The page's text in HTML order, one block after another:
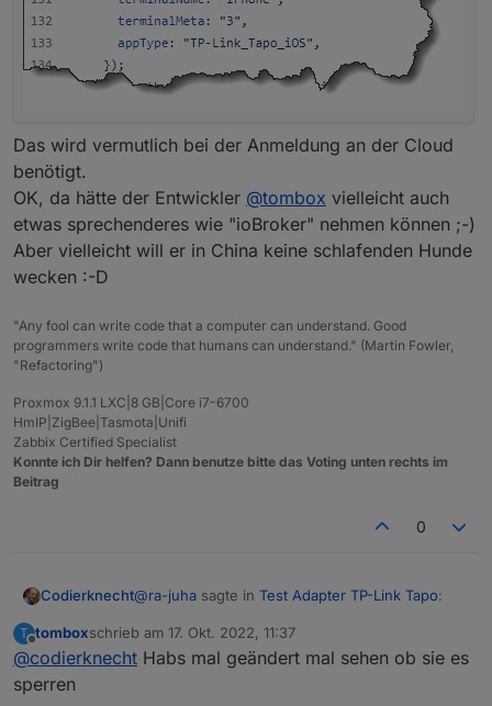
Das wird vermutlich bei der Anmeldung an der Cloud
benötigt.
OK, da hätte der Entwickler @tombox vielleicht auch
etwas sprechenderes wie "ioBroker" nehmen können ;-)
Aber vielleicht will er in China keine schlafenden Hunde
wecken :-D
"Any fool can write code that a computer can understand. Good
programmers write code that humans can understand." (Martin Fowler,
"Refactoring")
Proxmox 9.1.1 LXC|8 GB|Core i7-6700
HmIP|ZigBee|Tasmota|Unifi
Zabbix Certified Specialist
Konnte ich Dir helfen? Dann benutze bitte das Voting unten rechts im
Beitrag
0
Codierknecht@ra-juha sagte in Test Adapter TP-Link Tapo:
Ok, Nachricht scheint wohl Ammeldung
T
Offline
tomboxschrieb am 17. Okt. 2022, 11:37
zuletzt editiert von
@codierknecht Habs mal geändert mal sehen ob sie es
sperren